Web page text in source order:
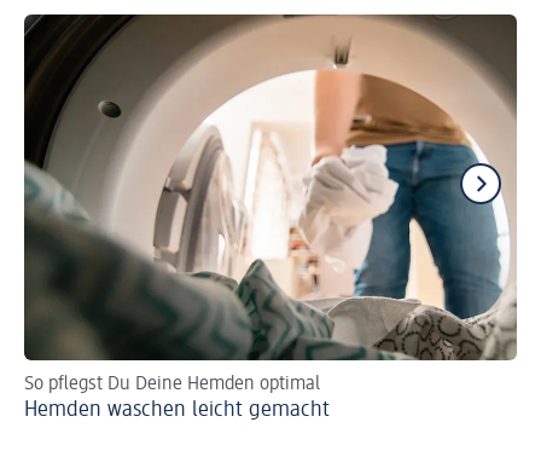
So pflegst Du Deine Hemden optimal
Hemden waschen leicht gemacht